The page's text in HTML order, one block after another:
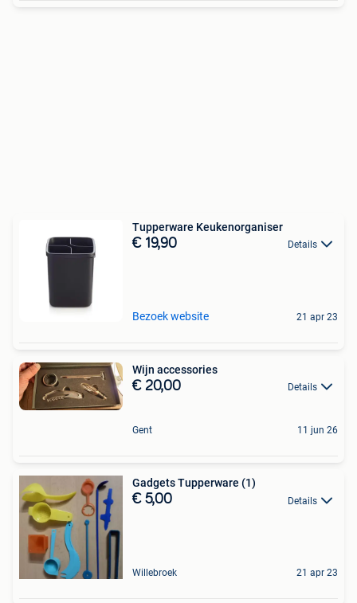
Tupperware Keukenorganiser
€ 19,90 Details
Bezoek website 21 apr 23
Wijn accessories
€ 20,00 Details
Gent 11 jun 26
Gadgets Tupperware (1)
€ 5,00 Details
Willebroek 21 apr 23